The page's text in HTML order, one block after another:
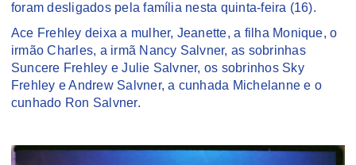
foram desligados pela família nesta quinta-feira (16).
Ace Frehley deixa a mulher, Jeanette, a filha Monique, o
irmão Charles, a irmã Nancy Salvner, as sobrinhas
Suncere Frehley e Julie Salvner, os sobrinhos Sky
Frehley e Andrew Salvner, a cunhada Michelanne e o
cunhado Ron Salvner.